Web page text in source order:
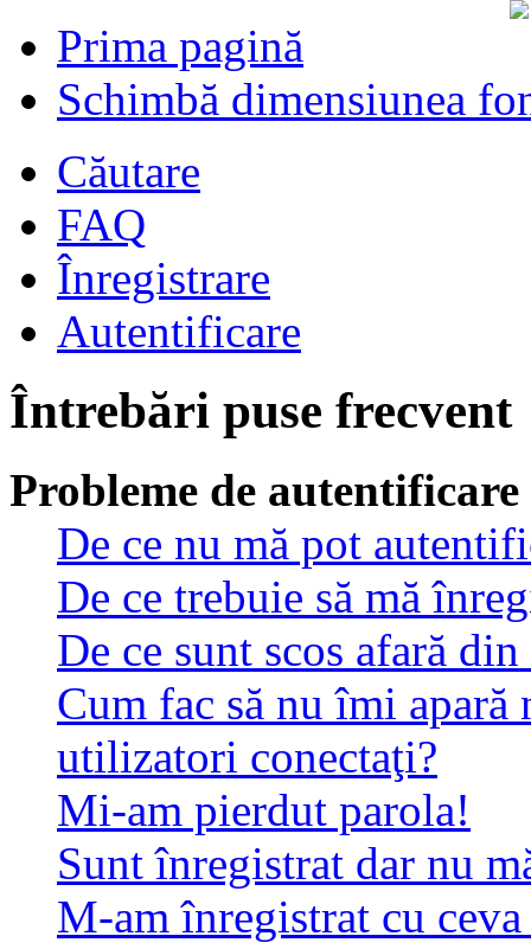
Prima pagină
Schimbă dimensiunea
Căutare
FAQ
Înregistrare
Autentificare
Întrebări puse frecvent
Probleme de
De ce nu mă pot
De ce trebuie să mă
De ce sunt scos afară
Cum fac să nu îmi
utilizatori conectaţi?
Mi-am pierdut parola!
Sunt înregistrat dar nu
M-am înregistrat cu